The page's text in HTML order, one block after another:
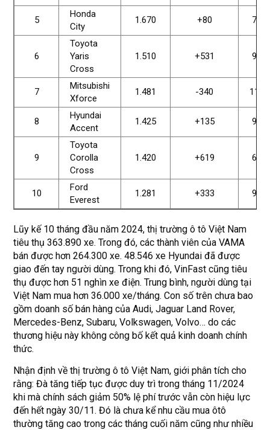
5
Honda
City
1.670 +80
6
Toyota
Yaris
Cross
1.510 +531
7
Mitsubishi
Xforce
1.481 -340
8
Hyundai
Accent
1.425 +135
9
Toyota
Corolla
Cross
1.420 +619
10
Ford
Everest
1.281 +333
Lũy kế 10 tháng đầu năm 2024, thị trường ô tô Việt Nam
tiêu thụ 363.890 xe. Trong đó, các thành viên của VAMA
bán được hơn 264.300 xe. 48.546 xe Hyundai đã được
giao đến tay người dùng. Trong khi đó, VinFast cũng tiêu
thụ được hơn 51 nghìn xe điện. Trung bình, người dùng tại
Việt Nam mua hơn 36.000 xe/tháng. Con số trên chưa bao
gồm doanh số bán hàng của Audi, Jaguar Land Rover,
Mercedes-Benz, Subaru, Volkswagen, Volvo… do các
thương hiệu này không công bố kết quả kinh doanh chính
thức.
Nhận định về thị trường ô tô Việt Nam, giới phân tích cho
rằng: Đà tăng tiếp tục được duy trì trong tháng 11/2024
khi mà chính sách giảm 50% lệ phí trước vẫn còn hiệu lực
đến hết ngày 30/11. Đó là chưa kể nhu cầu mua ôtô
thường tăng cao trong các tháng cuối năm cũng như nhiều